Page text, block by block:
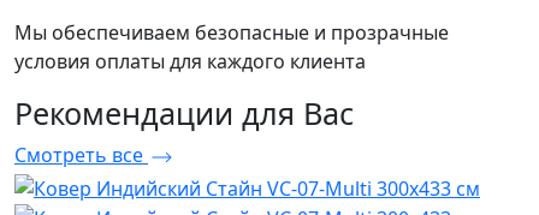
Мы обеспечиваем безопасные и прозрачные
условия оплаты для каждого клиента
Рекомендации для Вас
Смотреть все